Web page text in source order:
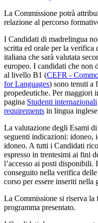
La Commissione potrà
relazione al percorso
I Candidati di madrelingua
scritta ed orale per la verifica
italiana che sarà valutata
europeo. I candidati che non
al livello B1 (CEFR -
for Languages) sono tenuti a
propedeutiche. Per maggiori
pagina Studenti internazionali
requirements in lingua inglese
La valutazione degli Esami
seguenti indicazioni: idoneo,
idoneo. A tutti i Candidati
espresso in trentesimi ai fini
l’accesso ai posti disponibili.
conseguito nella verifica
corso per essere inseriti
La Commissione si riserva la
programma presentato.